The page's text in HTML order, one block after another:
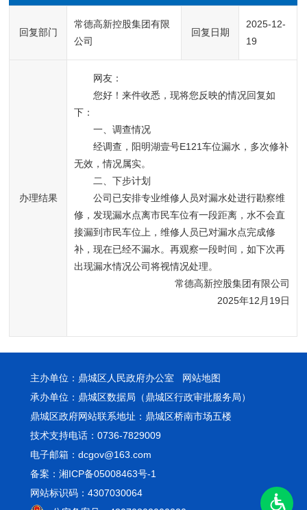
回复部门
常德高新控股集团有限
公司
回复日期
2025-12-
19
办理结果
网友：
您好！来件收悉，现将您反映的情况回复如
下：
经调查，阳明湖壹号E121车位漏水，多次修补
无效，情况属实。
二、下步计划
公司已安排专业维修人员对漏水处进行勘察维
修，发现漏水点离市民车位有一段距离，水不会直
接漏到市民车位上，维修人员已对漏水点完成修
补，现在已经不漏水。再观察一段时间，如下次再
出现漏水情况公司将视情况处理。
常德高新控股集团有限公司
2025年12月19日
主办单位：鼎城区人民政府办公室 网站地图
承办单位：鼎城区数据局（鼎城区行政审批服务局）
鼎城区政府网站联系地址：鼎城区桥南市场五楼
技术支持电话：0736-7829009
电子邮箱：dcgov@163.com
备案：湘ICP备05008463号-1
网站标识码：4307030064